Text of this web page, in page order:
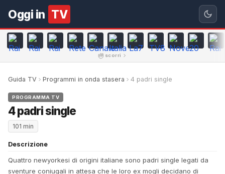
Oggi in TV
scorri
Guida TV Programmi in onda stasera 4 padri single
PROGRAMMA TV
4 padri single
101 min
Descrizione
Quattro newyorkesi di origini italiane sono padri single legati da
sventure coniugali in attesa che le loro ex mogli decidano di